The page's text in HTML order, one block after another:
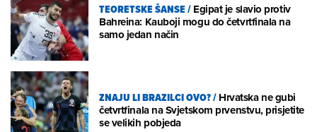
TEORETSKE ŠANSE/Egipat je slavio protiv
Bahreina: Kauboji mogu do četvrtfinala na
samo jedan način
ZNAJU LI BRAZILCI OVO?/Hrvatska ne gubi
četvrtfinala na Svjetskom prvenstvu, prisjetite
se velikih pobjeda